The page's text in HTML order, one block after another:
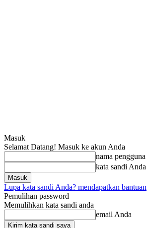
Masuk
Selamat Datang! Masuk ke akun Anda
nama pengguna
kata sandi Anda
Lupa kata sandi Anda? mendapatkan bantuan
Pemulihan password
Memulihkan kata sandi anda
email Anda